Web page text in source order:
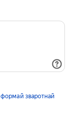
формай зваротнай